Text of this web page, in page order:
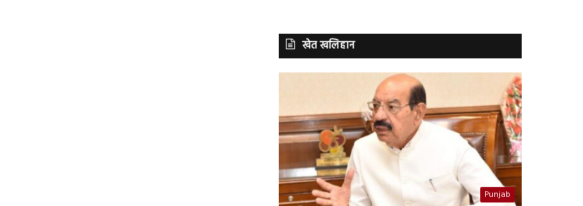
खेत खलिहान
Punjab